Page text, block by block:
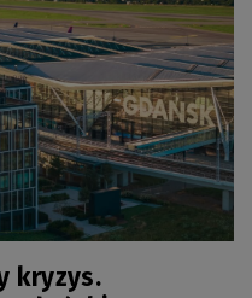
kryzys.